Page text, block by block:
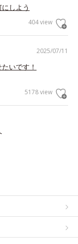
しよう
404 view
2025/07/11
いです！
5178 view